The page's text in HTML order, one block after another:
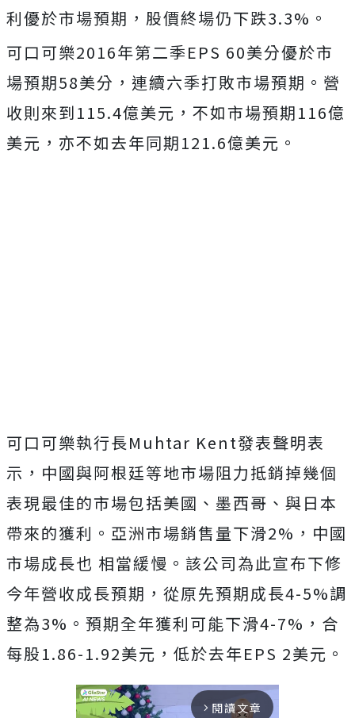
利優於市場預期，股價終場仍下跌3.3%。
可口可樂2016年第二季EPS 60美分優於市
場預期58美分，連續六季打敗市場預期。營
收則來到115.4億美元，不如市場預期116億
美元，亦不如去年同期121.6億美元。
可口可樂執行長Muhtar Kent發表聲明表
示，中國與阿根廷等地市場阻力抵銷掉幾個
表現最佳的市場包括美國、墨西哥、與日本
帶來的獲利。亞洲市場銷售量下滑2%，中國
市場成長也 相當緩慢。該公司為此宣布下修
今年營收成長預期，從原先預期成長4-5%調
整為3%。預期全年獲利可能下滑4-7%，合
每股1.86-1.92美元，低於去年EPS 2美元。
arrow_forward_ios 閱讀文章